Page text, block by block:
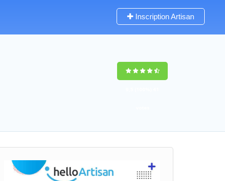
Inscription Artisan